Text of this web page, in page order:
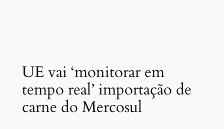
UE vai ‘monitorar em
tempo real’ importação de
carne do Mercosul